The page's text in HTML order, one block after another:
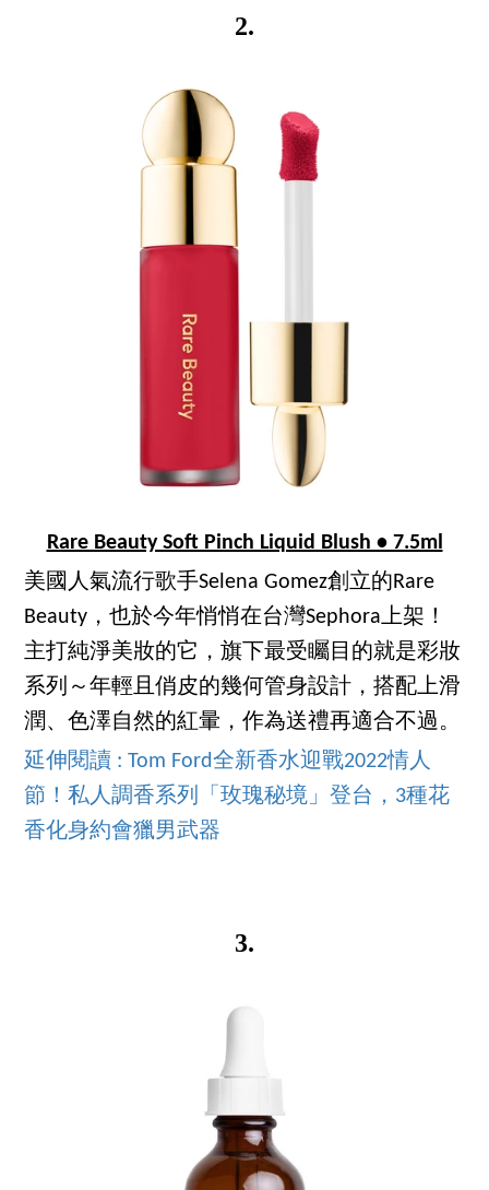
2.
Rare Beauty Soft Pinch Liquid Blush • 7.5ml
美國人氣流行歌手Selena Gomez創立的Rare
Beauty，也於今年悄悄在台灣Sephora上架！
主打純淨美妝的它，旗下最受矚目的就是彩妝
系列～年輕且俏皮的幾何管身設計，搭配上滑
潤、色澤自然的紅暈，作為送禮再適合不過。
延伸閱讀 : Tom Ford全新香水迎戰2022情人
節！私人調香系列「玫瑰秘境」登台，3種花
香化身約會獵男武器
3.